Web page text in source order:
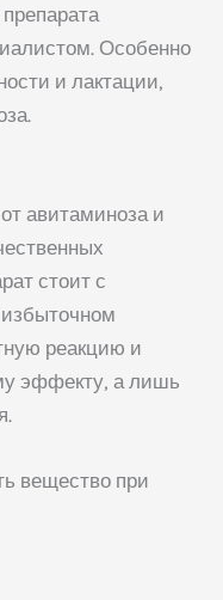
Особенно
и лактации,
авитаминоза и
стоит с
реакцию и
эффекту, а лишь
вещество при